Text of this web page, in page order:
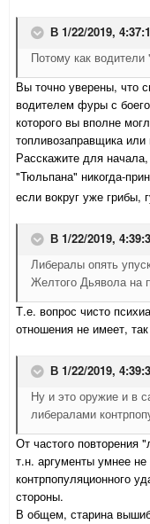
В 1/22/2019,
Потому как
Вы точно уверены, что
водителем фуры с
которого вы вполне
топливозаправщика
Расскажите для
"Тюльпана" никогда-
если вокруг уже грибы,
В 1/22/2019,
Либералы опять
Желтого Дьявола на
Т.е. вопрос чисто
отношения не имеет,
В 1/22/2019,
Ну и это оружие и в
либералами
От частого повторения
т.н. аргументы умнее
контрпопуляционного
стороны.
В общем, старина